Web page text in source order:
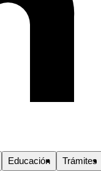
Educación Trámites